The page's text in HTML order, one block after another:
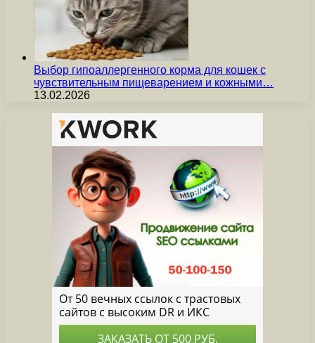
Выбор гипоаллергенного корма для кошек с
чувствительным пищеварением и кожными…
13.02.2026